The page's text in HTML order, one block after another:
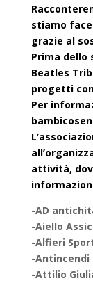
stiamo
grazie al
Prima dello
Beatles
progetti
Per
attività,
-AD
-Aiello
-Alfieri
-Antincendi
-Attilio